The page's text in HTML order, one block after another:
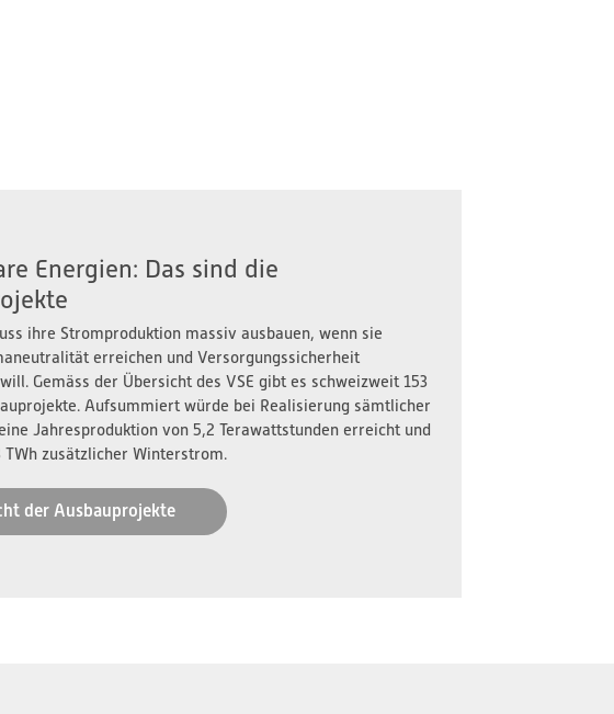
Energien: Das sind die
ihre Stromproduktion massiv ausbauen, wenn sie
erreichen und Versorgungssicherheit
Gemäss der Übersicht des VSE gibt es schweizweit 153
Aufsummiert würde bei Realisierung sämtlicher
Jahresproduktion von 5,2 Terawattstunden erreicht und
TWh zusätzlicher Winterstrom.
der Ausbauprojekte